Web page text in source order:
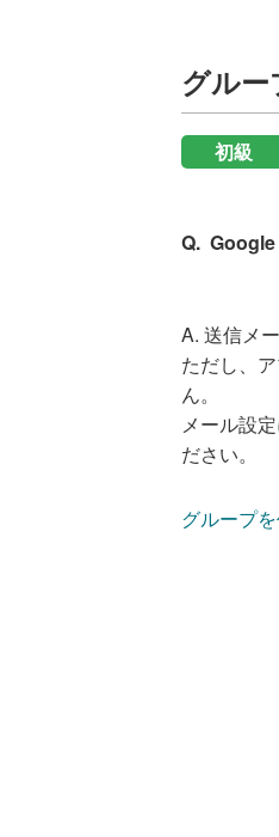
グル
初級
Google
A. 送信メ
ただし、
ん。
メール設
ださい。
グループ